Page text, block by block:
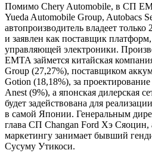
Помимо Chery Automobile, в СП
Yueda Automobile Group, Autobacs
автопроизводитель владеет
и заявлен как поставщик
управляющей электроники.
EMTA займется китайская
Group (27,27%), поставщиком
Gotion (18,18%), за проектирование
Anest (9%), а японская дилерская
будет задействована для
в самой Японии. Генеральным
глава СП Changan Ford Хэ Сяоцин,
маркетингу занимает бывший
Сусуму Утикоси.